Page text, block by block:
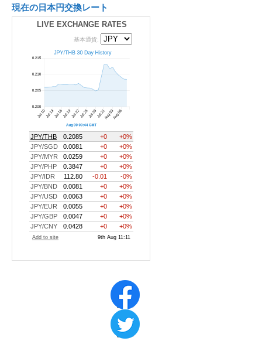
現在の日本円交換レート
LIVE EXCHANGE RATES